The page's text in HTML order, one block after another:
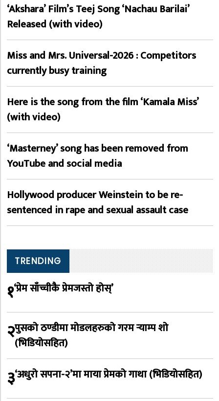
‘Akshara’ Film’s Teej Song ‘Nachau Barilai’
Released (with video)
Miss and Mrs. Universal-2026 : Competitors
currently busy training
Here is the song from the film ‘Kamala Miss’
(with video)
‘Masterney’ song has been removed from
YouTube and social media
Hollywood producer Weinstein to be re-
sentenced in rape and sexual assault case
TRENDING
१‘प्रेम साँच्चीकै प्रेमजस्तो होस्’
२पुसको ठण्डीमा मोडलहरुको गरम र्‍याम्प शो
(भिडियोसहित)
३‘अधुरो सपना-२’मा माया प्रेमको गाथा (भिडियोसहित)